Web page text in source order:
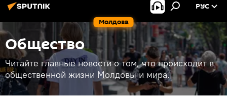
Молдова
РУС
Общество
Читайте главные новости о том, что происходит в
общественной жизни Молдовы и мира.